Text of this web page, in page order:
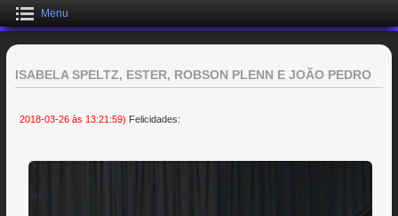
Menu
ISABELA SPELTZ, ESTER, ROBSON PLENN E JOÃO PEDRO
2018-03-26 às 13:21:59) Felicidades: